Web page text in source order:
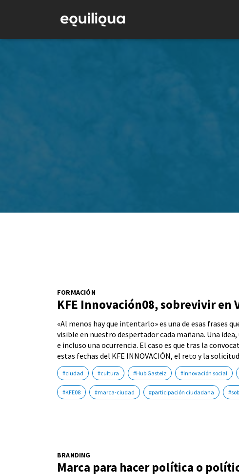
FORMACIÓN
KFE Innovación08, sobrevivir en
«Al menos hay que intentarlo» es una de esas frases
visible en nuestro despertador cada mañana. Una
e incluso una ocurrencia. El caso es que tras la
estas fechas del KFE INNOVACIÓN, el reto y la solicitud
#ciudad #cultura #Hub Gasteiz #innovación social
#KFE08 #marca-ciudad #participación ciudadana
BRANDING
Marca para hacer política o